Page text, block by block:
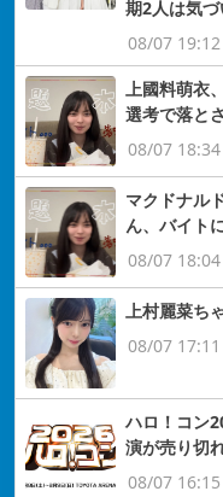
期2人は気づ
08/07 19:12
上國料萌衣
選考で落と
08/07 18:34
マクドナル
ん、バイト
08/07 18:04
上村麗菜ち
08/07 17:11
ハロ！コン
演が売り切
08/07 16:15